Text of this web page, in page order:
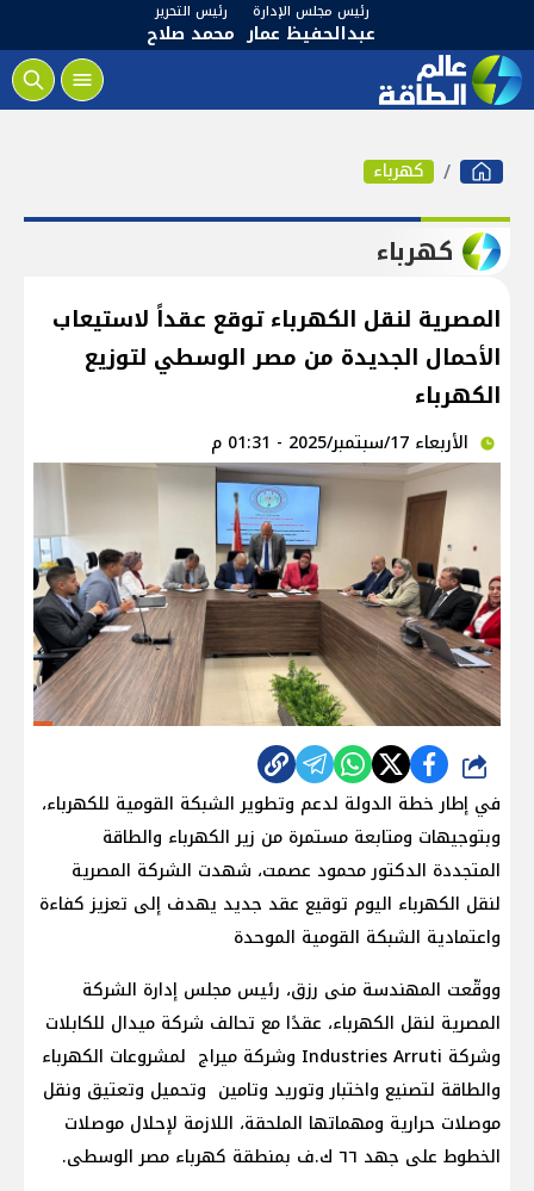
رئيس مجلس الإدارة
عبدالحفيظ عمار
رئيس التحرير
محمد صلاح
كهرباء
كهرباء
المصرية لنقل الكهرباء توقع عقداً لاستيعاب
الأحمال الجديدة من مصر الوسطي لتوزيع
الكهرباء
الأربعاء 17/سبتمبر/2025 - 01:31 م
شارك
في إطار خطة الدولة لدعم وتطوير الشبكة القومية للكهرباء،
وبتوجيهات ومتابعة مستمرة من زير الكهرباء والطاقة
المتجددة الدكتور محمود عصمت، شهدت الشركة المصرية
لنقل الكهرباء اليوم توقيع عقد جديد يهدف إلى تعزيز كفاءة
واعتمادية الشبكة القومية الموحدة
ووقّعت المهندسة منى رزق، رئيس مجلس إدارة الشركة
المصرية لنقل الكهرباء، عقدًا مع تحالف شركة ميدال للكابلات
وشركة Industries Arruti وشركة ميراج لمشروعات الكهرباء
والطاقة لتصنيع واختبار وتوريد وتامين وتحميل وتعتيق ونقل
موصلات حرارية ومهماتها الملحقة، اللازمة لإحلال موصلات
الخطوط على جهد ٦٦ ك.ف بمنطقة كهرباء مصر الوسطى.